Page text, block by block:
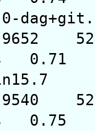
0.71
0.75